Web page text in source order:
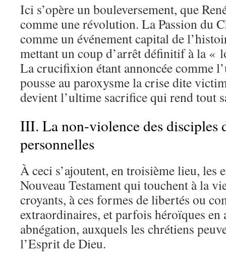
Ici s’opère un bouleversement, que
comme une révolution. La Passion du
comme un événement capital de
mettant un coup d’arrêt définitif à la «
La crucifixion étant annoncée comme
pousse au paroxysme la crise dite
devient l’ultime sacrifice qui rend tout
III. La non-violence des disciples
personnelles
À ceci s’ajoutent, en troisième lieu, les
Nouveau Testament qui touchent à la
croyants, à ces formes de libertés ou
extraordinaires, et parfois héroïques en
abnégation, auxquels les chrétiens
l’Esprit de Dieu.